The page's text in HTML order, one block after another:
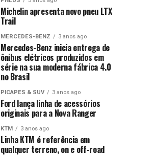
Michelin apresenta novo pneu LTX
Trail
MERCEDES-BENZ 3 anos ago
Mercedes-Benz inicia entrega de
ônibus elétricos produzidos em
série na sua moderna fábrica 4.0
no Brasil
PICAPES & SUV 3 anos ago
Ford lança linha de acessórios
originais para a Nova Ranger
KTM 3 anos ago
Linha KTM é referência em
qualquer terreno, on e off-road